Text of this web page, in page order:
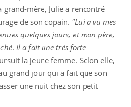
grand-mère, Julie a rencontré
de son copain. "Lui a vu mes
quelques jours, et mon père,
. Il a fait une très forte
la jeune femme. Selon elle,
grand jour qui a fait que son
une nuit chez son petit